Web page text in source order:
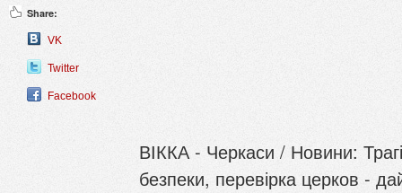
Share:
VK
Twitter
Facebook
ВІККА - Черкаси / Новини:
безпеки, перевірка церков -